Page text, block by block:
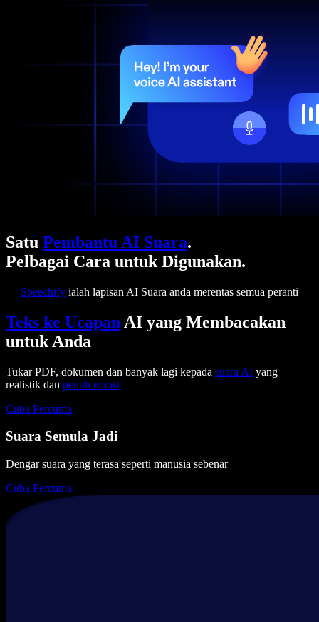
Satu Pembantu AI Suara.
Pelbagai Cara untuk Digunakan.
Speechify ialah lapisan AI Suara anda merentas semua peranti
Teks ke Ucapan AI yang Membacakan
untuk Anda
Tukar PDF, dokumen dan banyak lagi kepada suara AI yang
realistik dan penuh emosi
Cuba Percuma
Suara Semula Jadi
Dengar suara yang terasa seperti manusia sebenar
Cuba Percuma